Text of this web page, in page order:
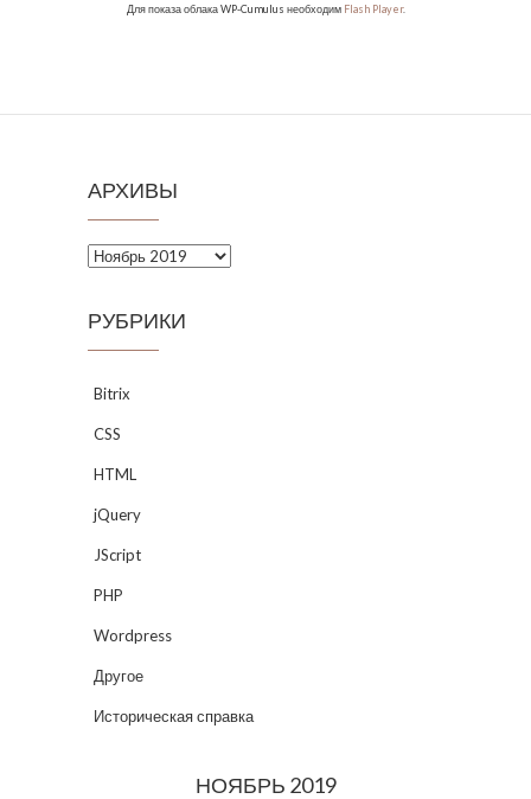
Для показа облака WP-Cumulus необходим Flash Player.
АРХИВЫ
Архивы
РУБРИКИ
Bitrix
CSS
HTML
jQuery
JScript
PHP
Wordpress
Другое
Историческая справка
НОЯБРЬ 2019